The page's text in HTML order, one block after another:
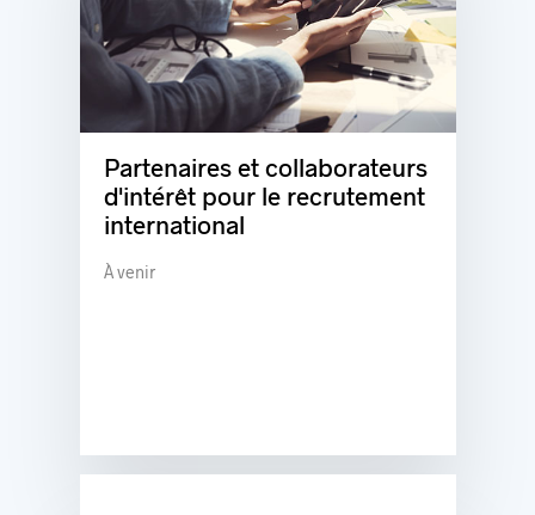
Partenaires et collaborateurs
d'intérêt pour le recrutement
international
À venir